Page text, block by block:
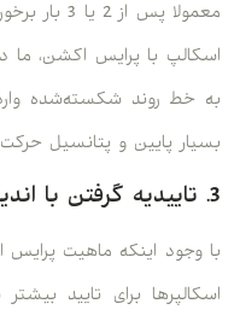
معمولا پس
اسکالپ با پرایس اکشن،
به خط روند شکسته‌شده
بسیار پایین و پتانسیل
3. تاییدیه گرفتن با اندیکاتورها در کنار پرایس اکشن
با وجود اینکه ماهیت پرایس
اسکالپرها برای تایید